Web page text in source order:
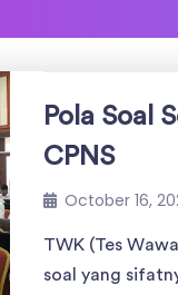
Pola Soal
CPNS
October 16,
TWK (Tes
soal yang